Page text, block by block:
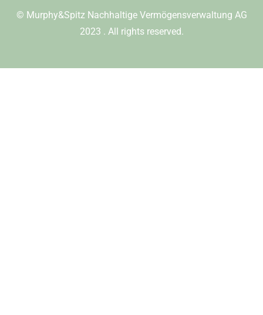
© Murphy&Spitz Nachhaltige Vermögensverwaltung AG
2023 . All rights reserved.